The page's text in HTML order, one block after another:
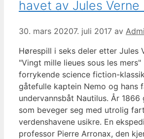
havet av Jules Verne
30. mars 20207. juli 2017 av
Hørespill i seks deler etter Jules
"Vingt mille lieues sous les mers"
forrykende science fiction-
gåtefulle kaptein Nemo og hans
undervannsbåt Nautilus. År
som beveger seg med utrolig fart
verdenshavene usikre. En
professor Pierre Arronax, den